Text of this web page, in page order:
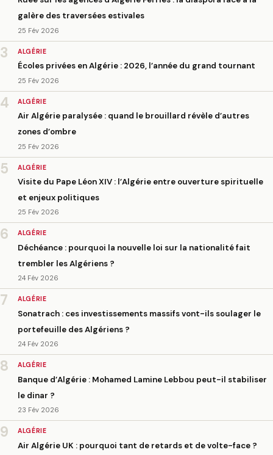
galère des traversées estivales
25 Fév 2026
3 ALGÉRIE
Écoles privées en Algérie : 2026, l’année du grand tournant
25 Fév 2026
4 ALGÉRIE
Air Algérie paralysée : quand le brouillard révèle d’autres
zones d’ombre
25 Fév 2026
5 ALGÉRIE
Visite du Pape Léon XIV : l’Algérie entre ouverture spirituelle
et enjeux politiques
25 Fév 2026
6 ALGÉRIE
Déchéance : pourquoi la nouvelle loi sur la nationalité fait
trembler les Algériens ?
24 Fév 2026
7 ALGÉRIE
Sonatrach : ces investissements massifs vont-ils soulager le
portefeuille des Algériens ?
24 Fév 2026
8 ALGÉRIE
Banque d’Algérie : Mohamed Lamine Lebbou peut-il stabiliser
le dinar ?
23 Fév 2026
9 ALGÉRIE
Air Algérie UK : pourquoi tant de retards et de volte-face ?